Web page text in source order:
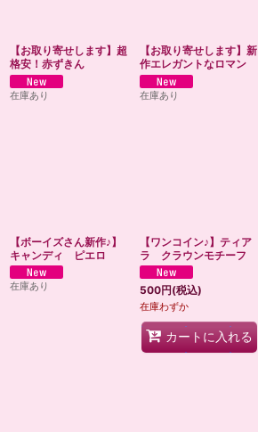
【お取り寄せします】超
格安！赤ずきん
在庫あり
【お取り寄せします】新
作エレガントなロマン
在庫あり
【ボーイズさん新作♪】
キャンディ ピエロ
在庫あり
【ワンコイン♪】ティア
ラ クラウンモチーフ
500円(税込)
在庫わずか
カートに入れる